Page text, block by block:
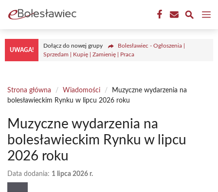
treści
UWAGA!
Dołącz do nowej grupy
Bolesławiec - Ogłoszenia |
Sprzedam | Kupię | Zamienię | Praca
Strona główna / Wiadomości /
Muzyczne wydarzenia na
bolesławieckim Rynku w lipcu 2026 roku
Muzyczne wydarzenia na
bolesławieckim Rynku w lipcu
2026 roku
Data dodania: 1 lipca 2026 r.